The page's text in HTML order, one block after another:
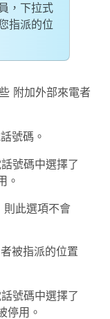
，下拉式
指派的位
附加外部來電者
號碼。
號碼中選擇了
。
則此選項不會
被指派的位置
號碼中選擇了
停用。